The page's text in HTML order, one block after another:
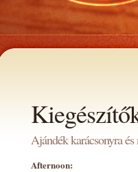
Ajándék karácsonyra
Afternoon: